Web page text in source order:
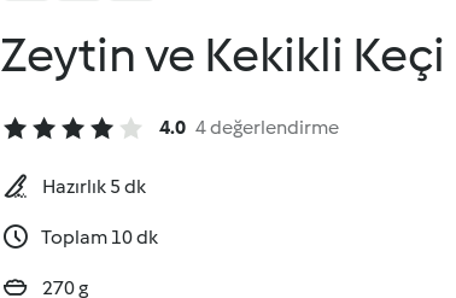
Zeytin ve Kekikli
4.0 4 değerlendirme
Hazırlık 5 dk
Toplam 10 dk
270 g